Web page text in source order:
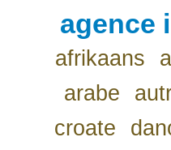
agence
afrikaans
arabe
croate